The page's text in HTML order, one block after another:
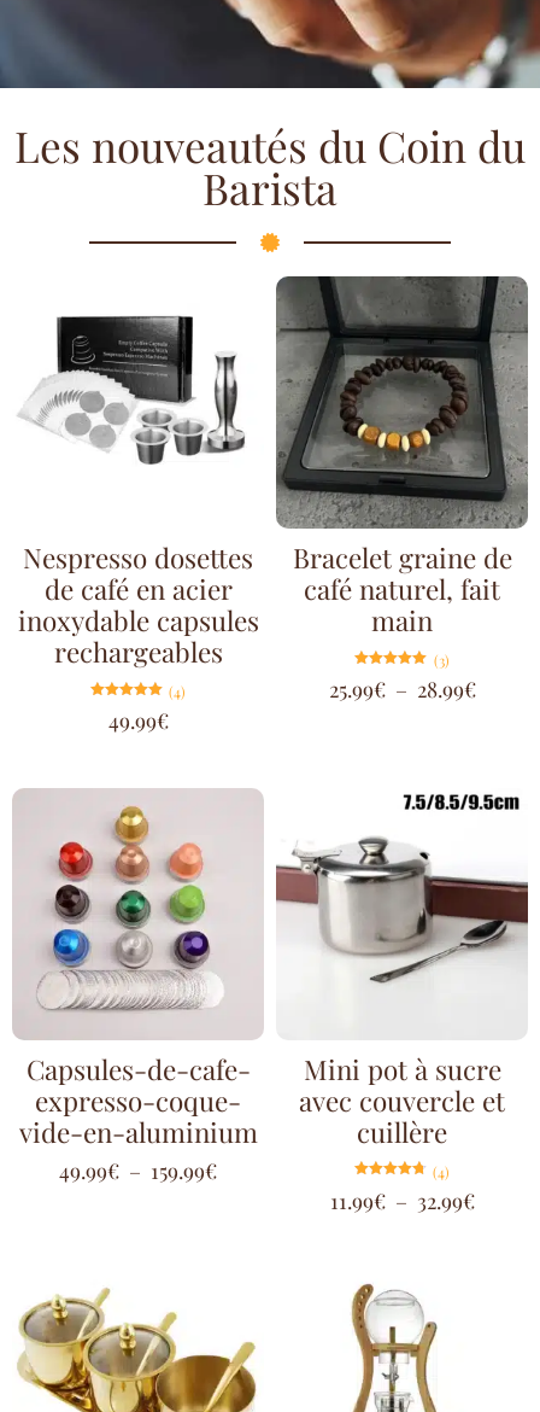
Les nouveautés du Coin du
Barista
Nespresso dosettes
de café en acier
inoxydable capsules
rechargeables
5.00
sur 5
(4)
49.99€
Bracelet graine de
café naturel, fait
main
5.00
sur 5
(3)
25.99€ – 28.99€
Capsules-de-cafe-
expresso-coque-
vide-en-aluminium
49.99€ – 159.99€
Mini pot à sucre
avec couvercle et
cuillère
4.75
sur 5
(4)
11.99€ – 32.99€